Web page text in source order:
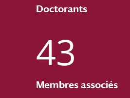
Doctorants
43
Membres associés